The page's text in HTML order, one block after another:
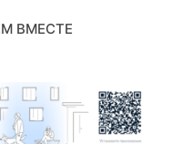
ВМЕСТЕ